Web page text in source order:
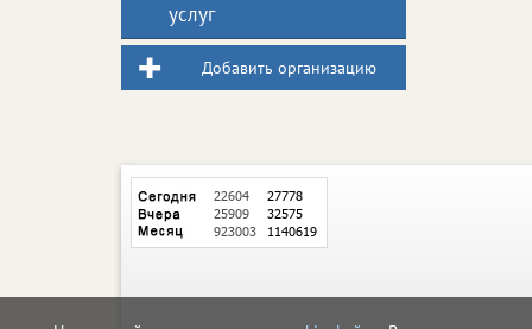
услуг
Добавить организацию